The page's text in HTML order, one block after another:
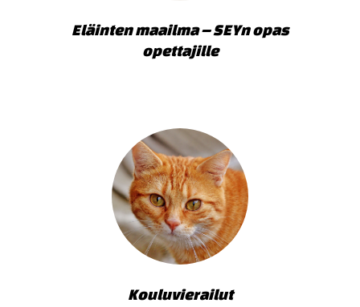
Eläinten maailma – SEYn opas
opettajille
Kouluvierailut